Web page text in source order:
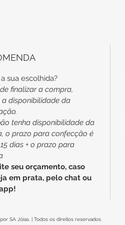
a sua escolhida?
finalizar a compra,
a disponibilidade da
tenha disponibilidade da
o prazo para confecção é
dias + o prazo para
seu orçamento, caso
em prata, pelo chat ou
SA Jóias. | Todos os direitos reservados.